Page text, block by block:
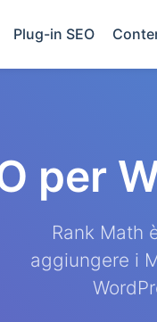
Plug-in SEO
per
Rank Math
aggiungere i